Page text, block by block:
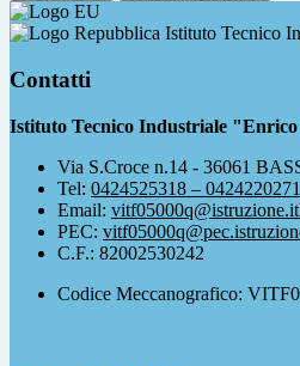
Istituto Tecnico
Contatti
Istituto Tecnico Industriale
Via S.Croce n.14 - 36061
Tel: 0424525318 – 0424220271
Email: vitf05000q@istruzione.it
PEC:
C.F.: 82002530242
Codice Meccanografico: